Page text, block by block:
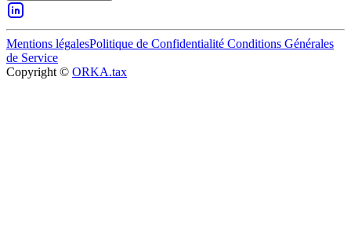
Mentions légalesPolitique de Confidentialité Conditions Générales
de Service
Copyright © ORKA.tax